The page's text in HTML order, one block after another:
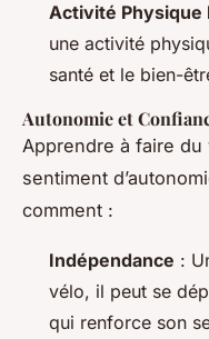
Activité Physique
une activité
santé et le bien-
Autonomie et
Apprendre à faire
sentiment
comment :
Indépendance :
vélo, il peut se
qui renforce son